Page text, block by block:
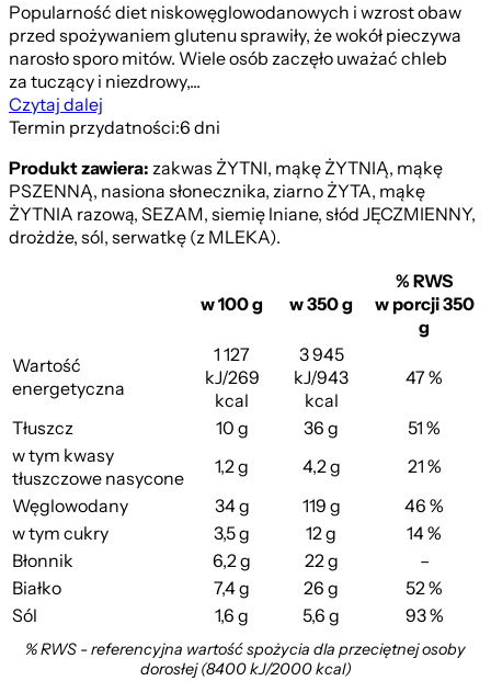
Popularność diet niskowęglowodanowych i wzrost obaw
przed spożywaniem glutenu sprawiły, że wokół pieczywa
narosło sporo mitów. Wiele osób zaczęło uważać chleb
za tuczący i niezdrowy,...
Czytaj dalej
Termin przydatności:6 dni
Produkt zawiera:zakwas ŻYTNI, mąkę ŻYTNIĄ, mąkę
PSZENNĄ, nasiona słonecznika, ziarno ŻYTA, mąkę
ŻYTNIA razową, SEZAM, siemię lniane, słód JĘCZMIENNY,
drożdże, sól, serwatkę (z MLEKA).
w 100 g w 350 g
% RWS
w porcji 350
g
Wartość
energetyczna
1 127
kJ/269
kcal
3 945
kJ/943
kcal
47 %
Tłuszcz 10 g 36 g
51 %
w tym kwasy
tłuszczowe nasycone
1,2 g 4,2 g
21 %
Węglowodany
34 g 119 g
46 %
w tym cukry
3,5 g 12 g
14 %
Błonnik
6,2 g 22 g
–
Białko
7,4 g 26 g
52 %
Sól
1,6 g 5,6 g 93 %
% RWS - referencyjna wartość spożycia dla przeciętnej osoby
dorosłej (8400 kJ/2000 kcal)